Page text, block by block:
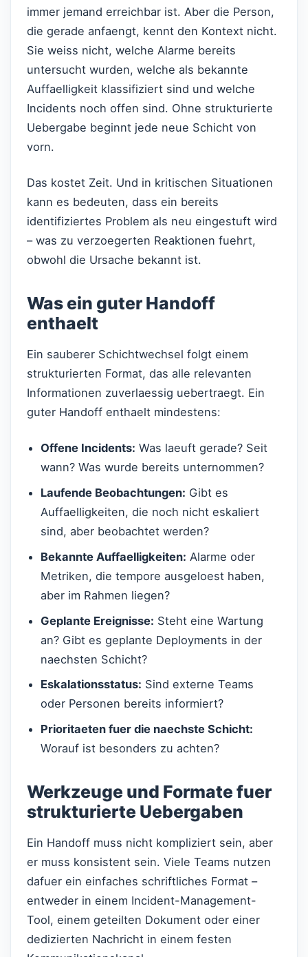
immer jemand erreichbar ist. Aber die Person,
die gerade anfaengt, kennt den Kontext nicht.
Sie weiss nicht, welche Alarme bereits
untersucht wurden, welche als bekannte
Auffaelligkeit klassifiziert sind und welche
Incidents noch offen sind. Ohne strukturierte
Uebergabe beginnt jede neue Schicht von
vorn.
Das kostet Zeit. Und in kritischen Situationen
kann es bedeuten, dass ein bereits
identifiziertes Problem als neu eingestuft wird
– was zu verzoegerten Reaktionen fuehrt,
obwohl die Ursache bekannt ist.
Was ein guter Handoff
enthaelt
Ein sauberer Schichtwechsel folgt einem
strukturierten Format, das alle relevanten
Informationen zuverlaessig uebertraegt. Ein
guter Handoff enthaelt mindestens:
Offene Incidents: Was laeuft gerade? Seit
wann? Was wurde bereits unternommen?
Laufende Beobachtungen: Gibt es
Auffaelligkeiten, die noch nicht eskaliert
sind, aber beobachtet werden?
Bekannte Auffaelligkeiten: Alarme oder
Metriken, die tempore ausgeloest haben,
aber im Rahmen liegen?
Geplante Ereignisse: Steht eine Wartung
an? Gibt es geplante Deployments in der
naechsten Schicht?
Eskalationsstatus: Sind externe Teams
oder Personen bereits informiert?
Prioritaeten fuer die naechste Schicht:
Worauf ist besonders zu achten?
Werkzeuge und Formate fuer
strukturierte Uebergaben
Ein Handoff muss nicht kompliziert sein, aber
er muss konsistent sein. Viele Teams nutzen
dafuer ein einfaches schriftliches Format –
entweder in einem Incident-Management-
Tool, einem geteilten Dokument oder einer
dedizierten Nachricht in einem festen